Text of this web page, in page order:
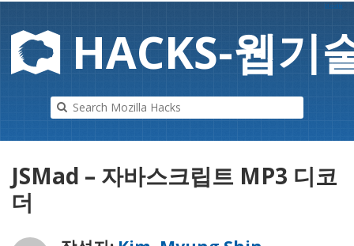
Mozilla
HACKS-웹기
JSMad – 자바스크립트 MP3 디코
더